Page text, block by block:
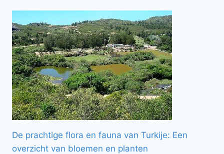
De prachtige flora en fauna van Turkije: Een
overzicht van bloemen en planten